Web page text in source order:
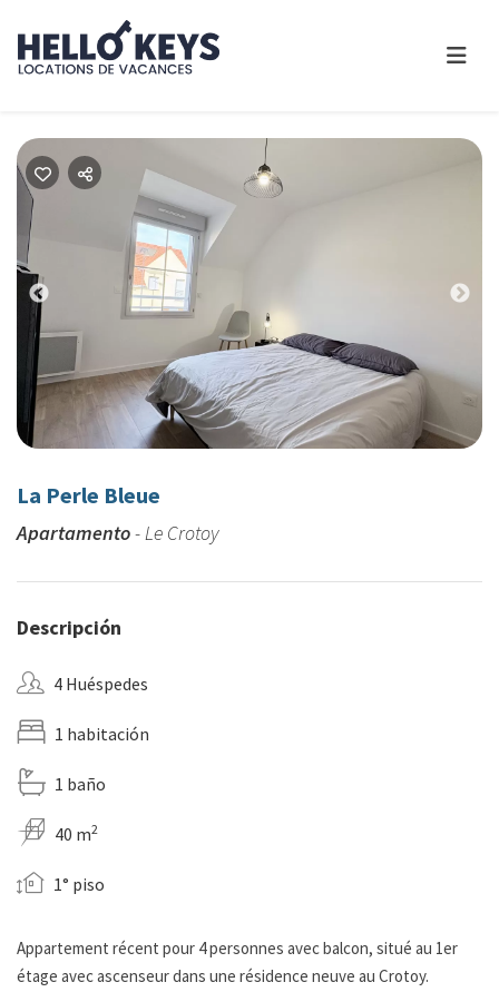
La Perle Bleue
Apartamento- Le Crotoy
Descripción
4 Huéspedes
1 habitación
1 baño
40 m2
1° piso
Appartement récent pour 4 personnes avec balcon, situé au 1er
étage avec ascenseur dans une résidence neuve au Crotoy.